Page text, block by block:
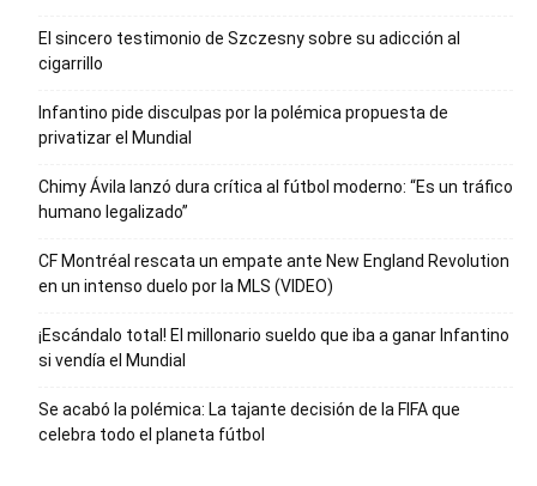
El sincero testimonio de Szczesny sobre su adicción al
cigarrillo
Infantino pide disculpas por la polémica propuesta de
privatizar el Mundial
Chimy Ávila lanzó dura crítica al fútbol moderno: “Es un tráfico
humano legalizado”
CF Montréal rescata un empate ante New England Revolution
en un intenso duelo por la MLS (VIDEO)
¡Escándalo total! El millonario sueldo que iba a ganar Infantino
si vendía el Mundial
Se acabó la polémica: La tajante decisión de la FIFA que
celebra todo el planeta fútbol